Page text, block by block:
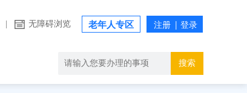
无障碍浏览 老年人专区
搜索